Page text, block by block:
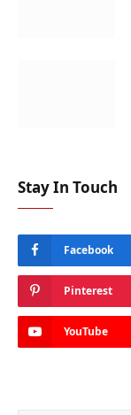
Stay In Touch
Facebook
Pinterest
YouTube